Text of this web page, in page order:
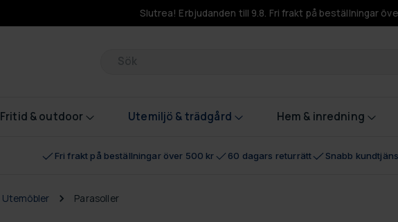
Slutrea! Erbjudanden till 9.8. Fri frakt på beställningar
Produkter
Fritid & outdoor Utemiljö & trädgård Hem & inredning
Fri frakt på beställningar över 500 kr 60 dagars returrätt Snabb
Utemöbler Parasoller